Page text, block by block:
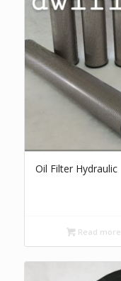
Oil Filter Hydraulic
Read more